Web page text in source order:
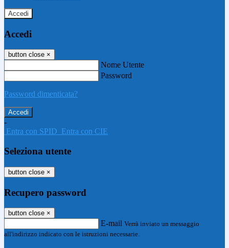
Accedi
Accedi
button close ×
Nome Utente
Password
Password dimenticata?
-
Entra con SPID Entra con CIE
Seleziona utente
button close ×
Recupero password
button close ×
E-mail Verrà inviato un messaggio
all'indirizzo indicato con le istruzioni necessarie.